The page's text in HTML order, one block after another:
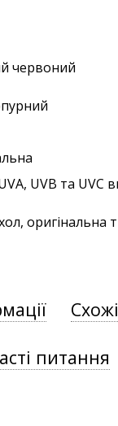
червоний
UVB та
оригінальна
питання